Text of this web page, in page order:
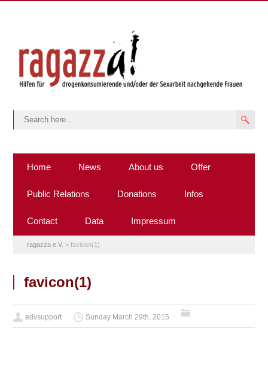
Home News About us Offer
Public Relations Donations Infos
Contact Data Impressum
ragazza e.V. >favicon(1)
favicon(1)
edvsupport Sunday March 29th, 2015